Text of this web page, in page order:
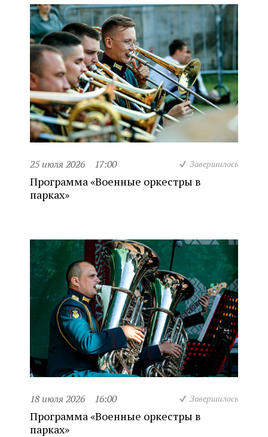
25 июля 2026 17:00 Завершилось
Программа «Военные оркестры в
парках»
18 июля 2026 16:00 Завершилось
Программа «Военные оркестры в
парках»